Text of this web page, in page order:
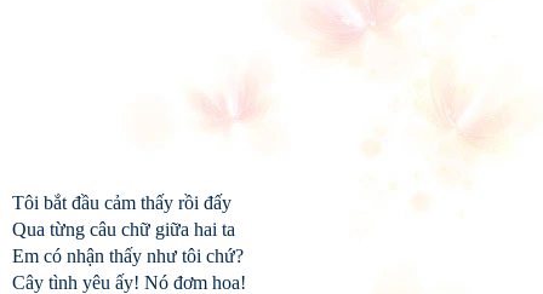
Tôi bắt đầu cảm thấy rồi đấy
Qua từng câu chữ giữa hai ta
Em có nhận thấy như tôi chứ?
Cây tình yêu ấy! Nó đơm hoa!